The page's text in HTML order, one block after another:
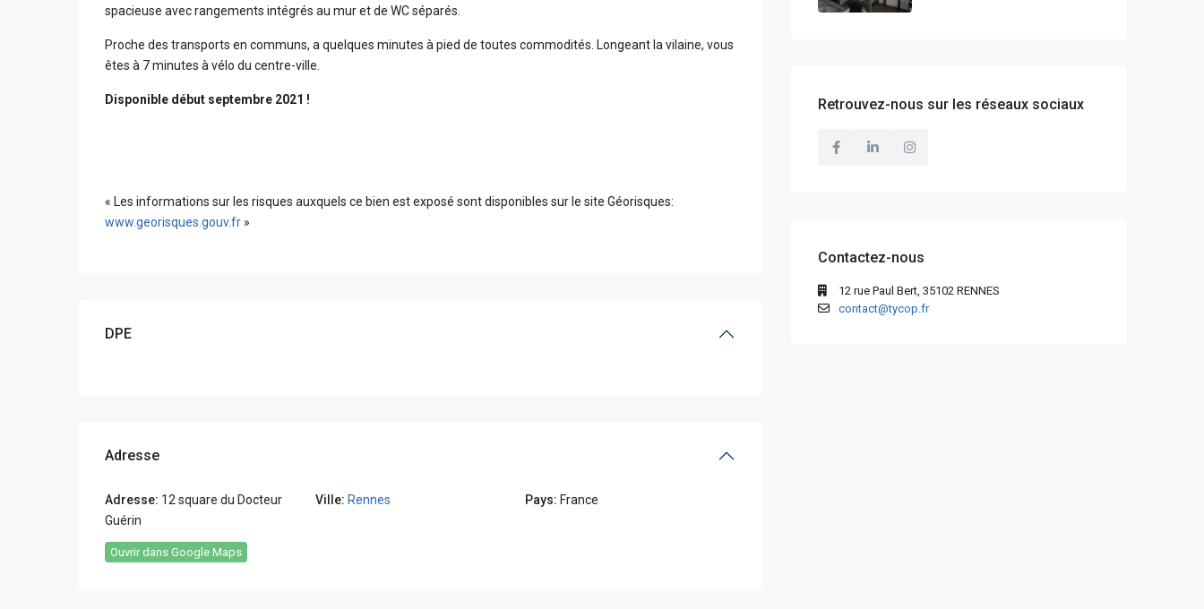
spacieuse avec rangements intégrés au mur et de WC séparés.
Proche des transports en communs, a quelques minutes à pied de toutes commodités. Longeant la vilaine, vous
êtes à 7 minutes à vélo du centre-ville.
Disponible début septembre 2021 !
« Les informations sur les risques auxquels ce bien est exposé sont disponibles sur le site Géorisques:
www.georisques.gouv.fr »
DPE
Adresse
Adresse: 12 square du Docteur
Guérin
Ville: Rennes Pays: France
Ouvrir dans Google Maps
Retrouvez-nous sur les réseaux sociaux
Contactez-nous
12 rue Paul Bert, 35102 RENNES
contact@tycop.fr